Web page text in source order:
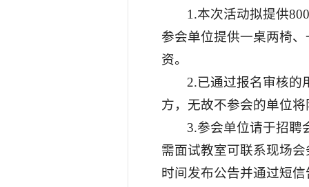
1.本次活动拟提供
参会单位提供一桌两椅
资。
2.已通过报名审核的
方，无故不参会的单位
3.参会单位请于招聘
需面试教室可联系现场
时间发布公告并通过短信